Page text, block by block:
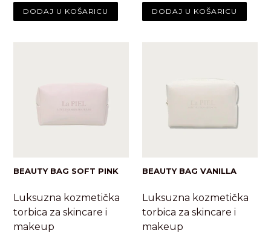
BEAUTY BAG SOFT PINK
Luksuzna kozmetička
torbica za skincare i
makeup
BEAUTY BAG VANILLA
Luksuzna kozmetička
torbica za skincare i
makeup